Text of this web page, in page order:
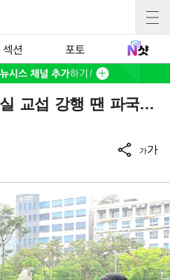
섹션 포토
교섭 강행 땐 파국…
가가